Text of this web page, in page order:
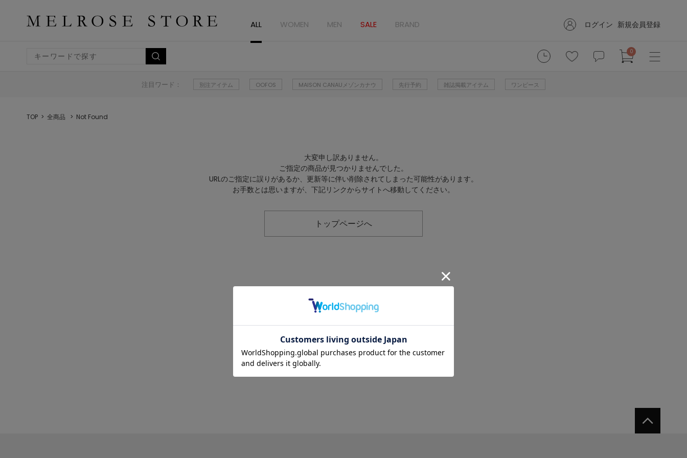
ALL WOMEN MEN SALE BRAND ログイン 新規会員登録
0
注目ワード： 別注アイテム OOFOS MAISON CANAUメゾンカナウ 先行予約 雑誌掲載アイテム ワンピース
TOP 全商品 Not Found
大変申し訳ありません。
ご指定の商品が見つかりませんでした。
URLのご指定に誤りがあるか、更新等に伴い削除されてしまった可能性があります。
お手数とは思いますが、下記リンクからサイトへ移動してください。
トップページへ